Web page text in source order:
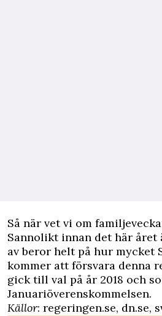
Så när vet vi om
Sannolikt innan det här
av beror helt på hur mycket
kommer att försvara denna
gick till val på år 2018 och
Januariöverenskommelsen.
Källor: regeringen.se, dn.se,